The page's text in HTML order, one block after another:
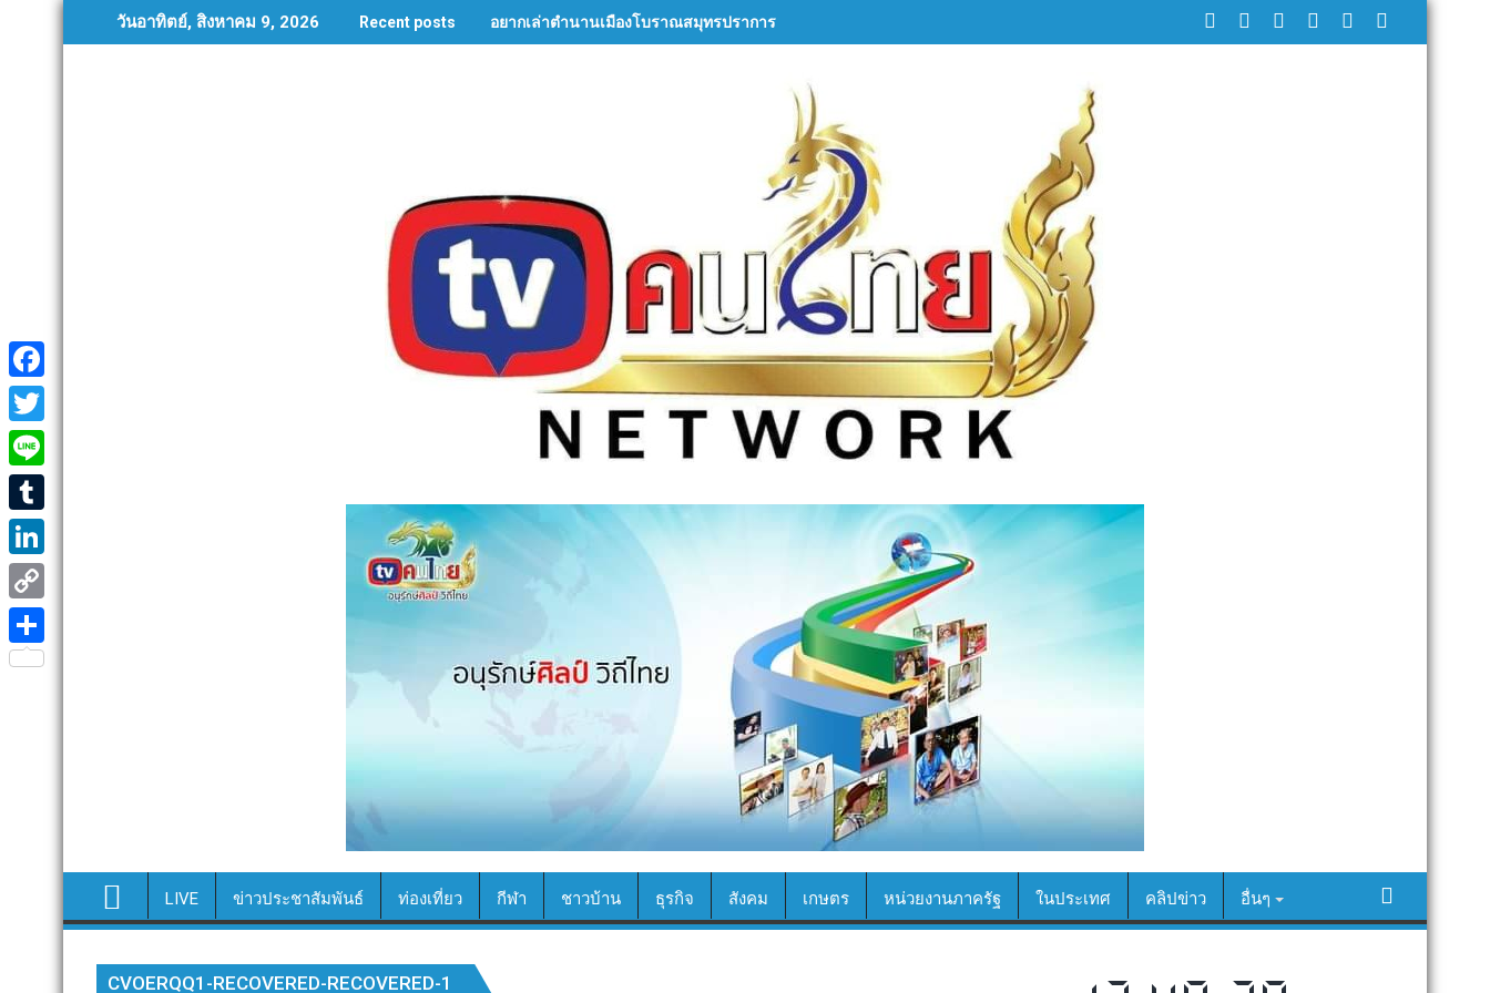
to
วันอาทิตย์, สิงหาคม 9, 2026 Recent posts อยากเล่าตำนานเมืองโบราณสมุทรปราการ
LIVE ข่าวประชาสัมพันธ์ ท่องเที่ยว กีฬา ชาวบ้าน ธุรกิจ สังคม เกษตร หน่วยงานภาครัฐ ในประเทศ คลิปข่าว อื่นๆ
CVOERQQ1-RECOVERED-RECOVERED-1
F
a
c
e
b
o
o
k
T
w
i
t
t
e
r
L
i
n
e
T
u
m
b
l
L
i
n
C
o
S